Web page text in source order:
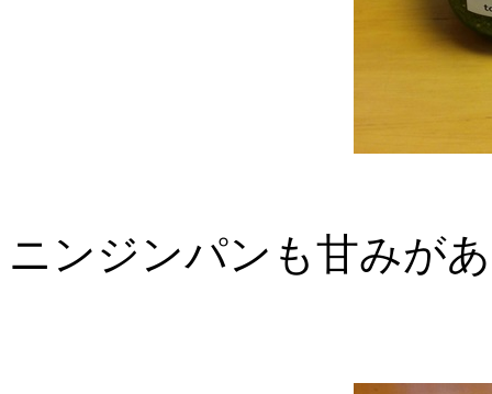
ニンジンパンも甘みが